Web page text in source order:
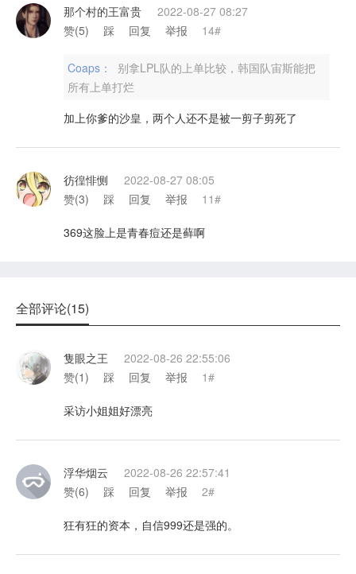
那个村的王富贵
2022-08-27 08:27
赞(5) 踩 回复 举报 14#
Coaps：
别拿LPL队的上单比较，韩国队宙斯能把
所有上单打烂
加上你爹的沙皇，两个人还不是被一剪子剪死了
彷徨悱恻
2022-08-27 08:05
赞(3) 踩 回复 举报 11#
369这脸上是青春痘还是藓啊
全部评论(15)
隻眼之王
2022-08-26 22:55:06
赞(1) 踩 回复 举报 1#
采访小姐姐好漂亮
浮华烟云
2022-08-26 22:57:41
赞(6) 踩 回复 举报 2#
狂有狂的资本，自信999还是强的。